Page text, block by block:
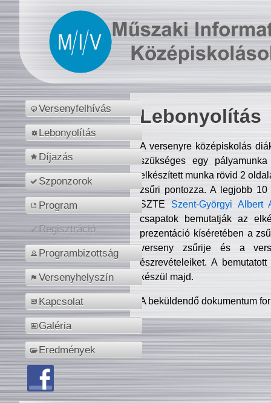
Versenyfelhívás
Lebonyolítás
Díjazás
Szponzorok
Program
Regisztráció
Programbizottság
Versenyhelyszín
Kapcsolat
Galéria
Eredmények
Lebonyolítás
A versenyre középiskolás
szükséges egy
elkészített munka rövid 2
zsűri pontozza. A legjobb
SZTE Szent-Györgyi Albert
csapatok bemutatják az
prezentáció kíséretében a
verseny zsűrije és a
észrevételeiket. A
készül majd.
A beküldendő dokumentum